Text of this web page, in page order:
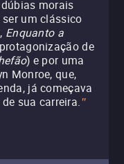
morais
um clássico
Enquanto a
de
) e por uma
Monroe, que,
já começava
sua carreira."